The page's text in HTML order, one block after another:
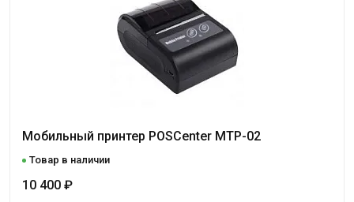
Мобильный принтер POSCenter MTP-02
Товар в наличии
10 400 ₽